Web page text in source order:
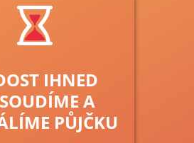
IHNED
A
PŮJČKU